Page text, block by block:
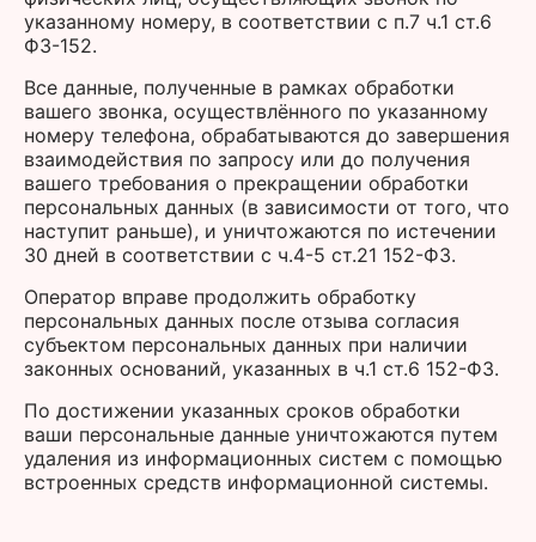
указанному номеру, в соответствии с п.7 ч.1 ст.6
ФЗ-152.
Все данные, полученные в рамках обработки
вашего звонка, осуществлённого по указанному
номеру телефона, обрабатываются до завершения
взаимодействия по запросу или до получения
вашего требования о прекращении обработки
персональных данных (в зависимости от того, что
наступит раньше), и уничтожаются по истечении
30 дней в соответствии с ч.4-5 ст.21 152-ФЗ.
Оператор вправе продолжить обработку
персональных данных после отзыва согласия
субъектом персональных данных при наличии
законных оснований, указанных в ч.1 ст.6 152-ФЗ.
По достижении указанных сроков обработки
ваши персональные данные уничтожаются путем
удаления из информационных систем с помощью
встроенных средств информационной системы.